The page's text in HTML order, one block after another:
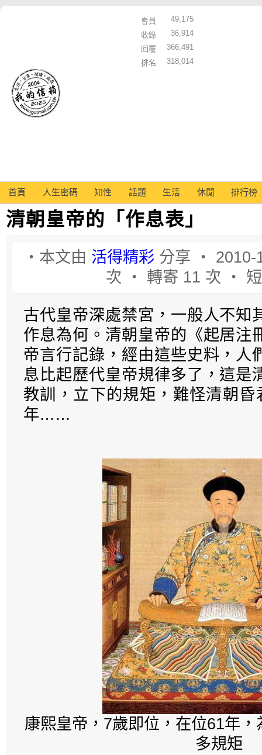
會員
49,175
收錄
36,914
回覆
366,491
排名
318,014
首頁 人生密碼 知性 話題 生活 休閒 排行榜
清朝皇帝的「作息表」
‧本文由 活得精彩 分享 ‧ 2010-
次 ‧ 轉寄 11 次 ‧
古代皇帝深處禁宮，一般人不知
作息為何。清朝皇帝的《起居注
帝言行記錄，經由這些史料，人
息比起歷代皇帝規律多了，這是
教訓，立下的規矩，難怪清朝
年……
康熙皇帝，7歲即位，在位61年
多規矩